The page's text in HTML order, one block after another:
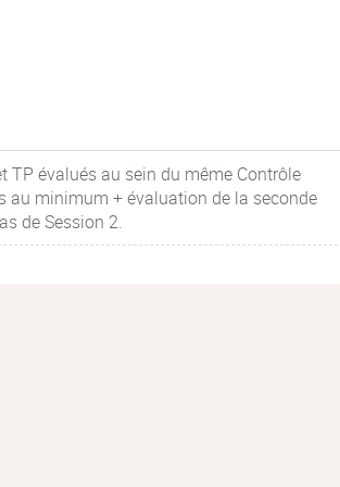
TP évalués au sein du même Contrôle
au minimum + évaluation de la seconde
de Session 2.